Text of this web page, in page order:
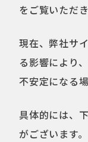
をご覧いただ
現在、弊社サ
る影響により
不安定になる
具体的には、
がございます。